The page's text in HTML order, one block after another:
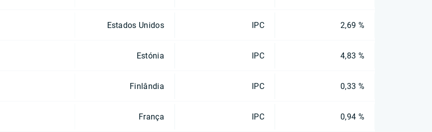
Estados Unidos IPC 2,69 %
Estónia IPC 4,83 %
Finlândia IPC 0,33 %
França IPC 0,94 %